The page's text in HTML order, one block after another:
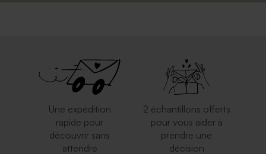
Une expédition
rapide pour
découvrir sans
attendre
2 échantillons offerts
pour vous aider à
prendre une
décision